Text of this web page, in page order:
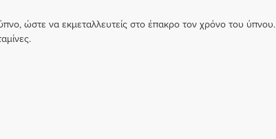
ώστε να εκμεταλλευτείς στο έπακρο τον χρόνο του ύπνου.